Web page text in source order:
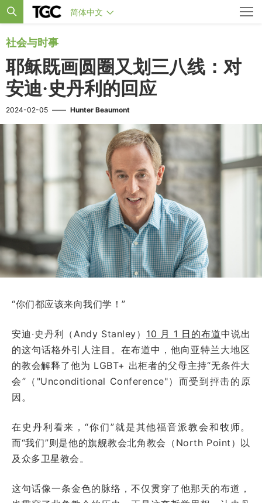
简体中文
社会与时事
耶稣既画圆圈又划三八线：对
安迪·史丹利的回应
2024-02-05 —— Hunter Beaumont
“你们都应该来向我们学！”
安迪·史丹利（Andy Stanley） 10 月 1 日的布道中说出
的这句话格外引人注目。在布道中，他向亚特兰大地区
的教会解释了他为 LGBT+ 出柜者的父母主持“无条件大
会”（"Unconditional Conference"）而受到抨击的原
因。
在史丹利看来，“你们”就是其他福音派教会和牧师。
而“我们”则是他的旗舰教会北角教会（North Point）以
及众多卫星教会。
这句话像一条金色的脉络，不仅贯穿了他那天的布道，